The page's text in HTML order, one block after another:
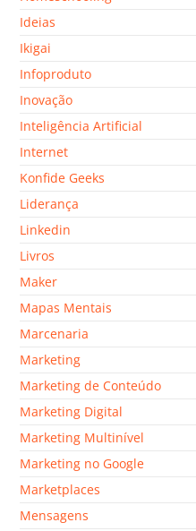
Ideias
Ikigai
Infoproduto
Inovação
Inteligência Artificial
Internet
Konfide Geeks
Liderança
Linkedin
Livros
Maker
Mapas Mentais
Marcenaria
Marketing
Marketing de Conteúdo
Marketing Digital
Marketing Multinível
Marketing no Google
Marketplaces
Mensagens